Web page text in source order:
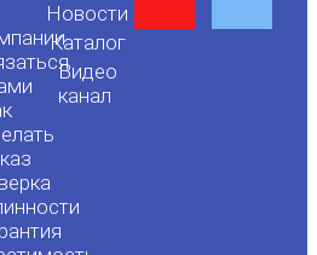
Новости
Каталог
Видео
канал